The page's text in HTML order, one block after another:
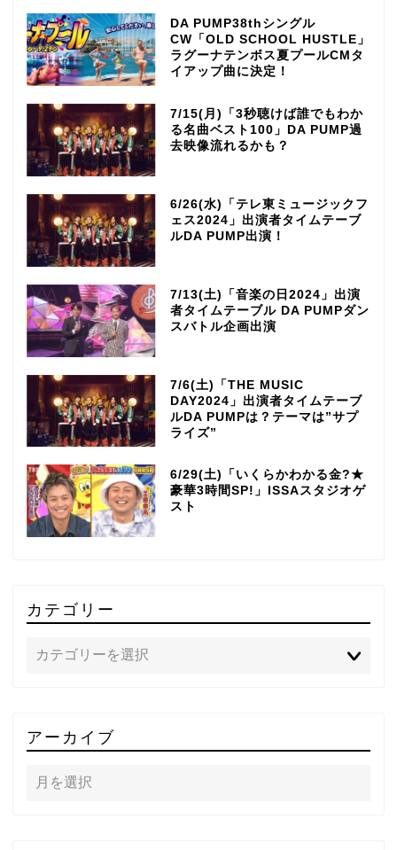
DA PUMP38thシングル
CW「OLD SCHOOL HUSTLE」
ラグーナテンボス夏プールCMタ
イアップ曲に決定！
7/15(月)「3秒聴けば誰でもわか
る名曲ベスト100」DA PUMP過
去映像流れるかも？
6/26(水)「テレ東ミュージックフ
ェス2024」出演者タイムテーブ
ルDA PUMP出演！
7/13(土)「音楽の日2024」出演
者タイムテーブル DA PUMPダン
スバトル企画出演
7/6(土)「THE MUSIC
DAY2024」出演者タイムテーブ
ルDA PUMPは？テーマは”サプ
ライズ”
6/29(土)「いくらかわかる金?★
豪華3時間SP!」ISSAスタジオゲ
スト
カテゴリー
アーカイブ